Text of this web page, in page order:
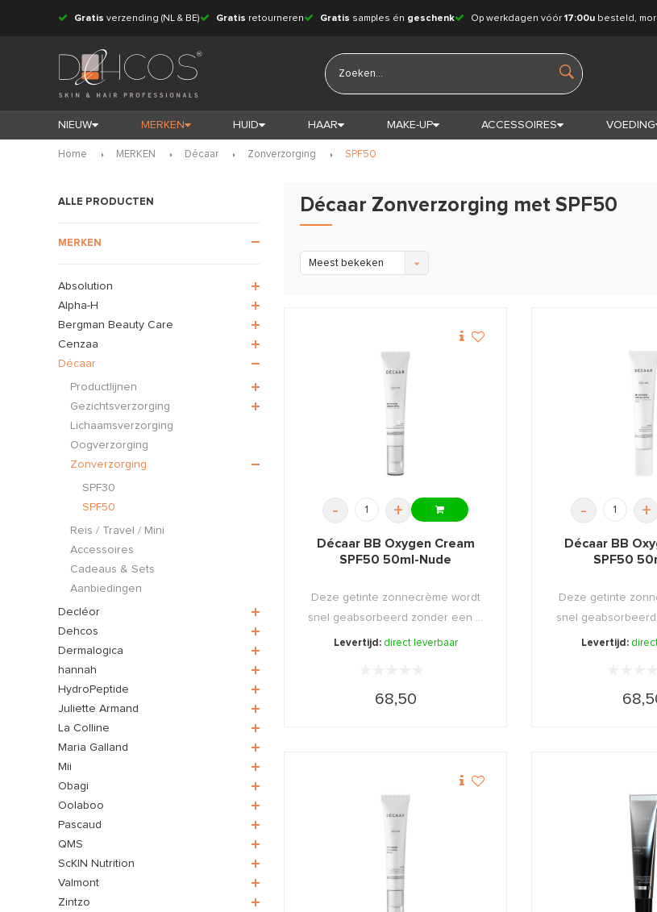
Gratis verzending (NL & BE) Gratis retourneren Gratis samples én geschenk Op werkdagen vóór 17:00u besteld,
NIEUW MERKEN HUID HAAR MAKE-UP ACCESSOIRES VOEDING
Home MERKEN Décaar Zonverzorging SPF50
ALLE PRODUCTEN
MERKEN
Absolution
Alpha-H
Bergman Beauty Care
Cenzaa
Décaar
Productlijnen
Gezichtsverzorging
Lichaamsverzorging
Oogverzorging
Zonverzorging
SPF30
SPF50
Reis / Travel / Mini
Accessoires
Cadeaus & Sets
Aanbiedingen
Decléor
Dehcos
Dermalogica
hannah
HydroPeptide
Juliette Armand
La Colline
Maria Galland
Mii
Obagi
Oolaboo
Pascaud
QMS
ScKIN Nutrition
Valmont
Zintzo
Décaar Zonverzorging met SPF50
Meest bekeken
- +
Décaar BB Oxygen Cream
SPF50 50ml-Nude
Deze getinte zonnecrème wordt
snel geabsorbeerd zonder een ...
Levertijd: direct leverbaar
68,50
- +
Décaar BB
SPF50
Deze getinte
snel
Levertijd: